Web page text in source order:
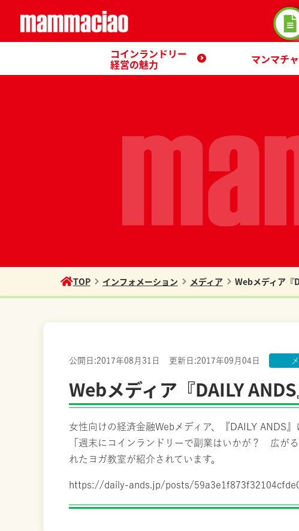
コインランドリー
経営の魅力 マンマチ
TOP インフォメーション メディア Webメディア『
公開日:2017年08月31日 更新日:2017年09月04日
Webメディア『DAILY
女性向けの経済金融Webメディア、『DAILY ANDS
「週末にコインランドリーで副業はいかが？ 広が
れたヨガ教室が紹介されています。
https://daily-ands.jp/posts/